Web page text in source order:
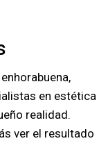
en estética
realidad.
ver el resultado